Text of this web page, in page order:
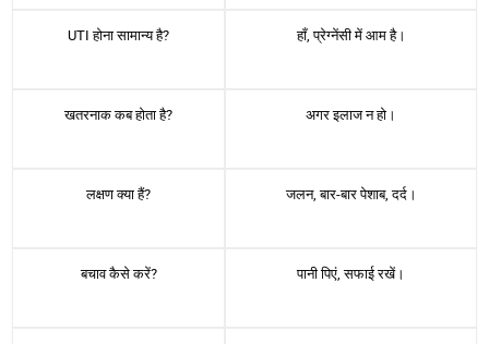
UTI होना सामान्य है? हाँ, प्रेग्नेंसी में आम है।
खतरनाक कब होता है? अगर इलाज न हो।
लक्षण क्या हैं? जलन, बार-बार पेशाब, दर्द।
बचाव कैसे करें? पानी पिएं, सफाई रखें।